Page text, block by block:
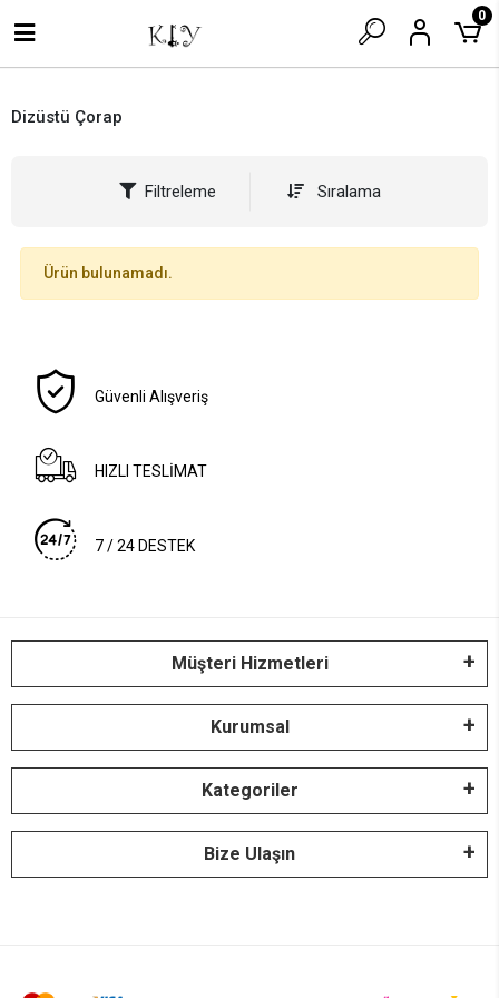
0
Dizüstü Çorap
Filtreleme Sıralama
Ürün bulunamadı.
Güvenli Alışveriş
HIZLI TESLİMAT
7 / 24 DESTEK
Müşteri Hizmetleri
Kurumsal
Kategoriler
Bize Ulaşın